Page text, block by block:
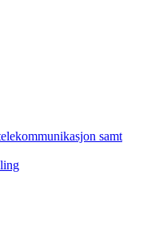
samt